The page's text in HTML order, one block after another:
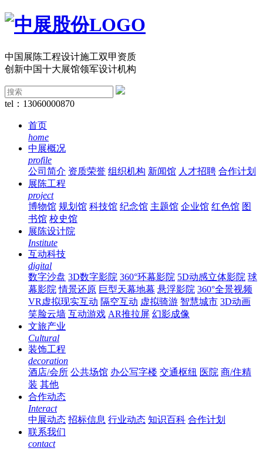
中国展陈工程设计施工双甲资质
创新中国十大展馆领军设计机构
tel：13060000870
首页
home
中展概况
profile
公司简介 资质荣誉 组织机构 新闻馆 人才招聘 合作计划
展陈工程
project
博物馆 规划馆 科技馆 纪念馆 主题馆 企业馆 红色馆 图
书馆 校史馆
展陈设计院
Institute
互动科技
digital
数字沙盘 3D数字影院 360°环幕影院 5D动感立体影院 球
幕影院 情景还原 巨型天幕地幕 悬浮影院 360°全景视频
VR虚拟现实互动 隔空互动 虚拟骑游 智慧城市 3D动画
笑脸云墙 互动游戏 AR推拉屏 幻影成像
文旅产业
Cultural
装饰工程
decoration
酒店/会所 公共场馆 办公写字楼 交通枢纽 医院 商/住精
装 其他
合作动态
Interact
中展动态 招标信息 行业动态 知识百科 合作计划
联系我们
contact